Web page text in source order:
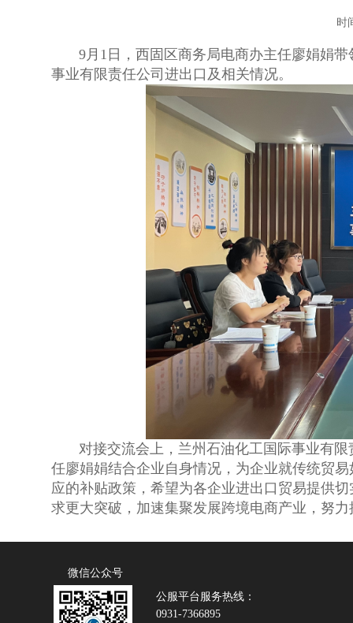
时
9月1日，西固区商务局电商办主任廖娟娟带
事业有限责任公司进出口及相关情况。
对接交流会上，兰州石油化工国际事业有限
任廖娟娟结合企业自身情况，为企业就传统贸
应的补贴政策，希望为各企业进出口贸易提供
求更大突破，加速集聚发展跨境电商产业，努
微信公众号
公服平台服务热线：
0931-7366895